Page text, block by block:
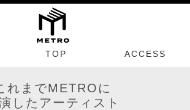
TOP ACCESS
れまでMETROに
したアーティスト